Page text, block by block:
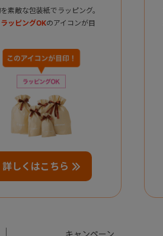
素敵な包装紙でラッピング。
ッピングOKのアイコンが目
詳しくはこちら
キャンペーン